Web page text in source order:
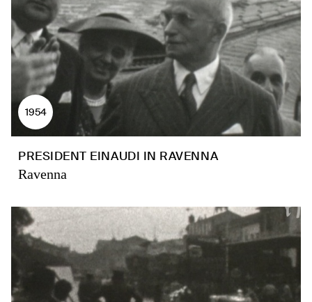
1954
PRESIDENT EINAUDI IN RAVENNA
Ravenna